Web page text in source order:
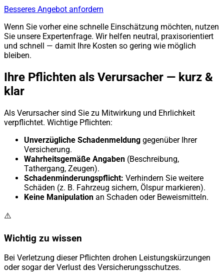
Besseres Angebot anfordern
Wenn Sie vorher eine schnelle Einschätzung möchten, nutzen
Sie unsere Expertenfrage. Wir helfen neutral, praxisorientiert
und schnell — damit Ihre Kosten so gering wie möglich
bleiben.
Ihre Pflichten als Verursacher — kurz &
klar
Als Verursacher sind Sie zu Mitwirkung und Ehrlichkeit
verpflichtet. Wichtige Pflichten:
Unverzügliche Schadenmeldung gegenüber Ihrer
Versicherung.
Wahrheitsgemäße Angaben (Beschreibung,
Tathergang, Zeugen).
Schadenminderungspflicht: Verhindern Sie weitere
Schäden (z. B. Fahrzeug sichern, Ölspur markieren).
Keine Manipulation an Schaden oder Beweismitteln.
⚠️
Wichtig zu wissen
Bei Verletzung dieser Pflichten drohen Leistungskürzungen
oder sogar der Verlust des Versicherungsschutzes.